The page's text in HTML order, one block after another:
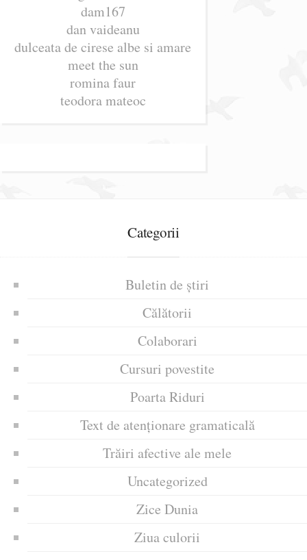
dam167
dan vaideanu
dulceata de cirese albe si amare
meet the sun
romina faur
teodora mateoc
Categorii
Buletin de știri
Călătorii
Colaborari
Cursuri povestite
Poarta Riduri
Text de atenționare gramaticală
Trăiri afective ale mele
Uncategorized
Zice Dunia
Ziua culorii